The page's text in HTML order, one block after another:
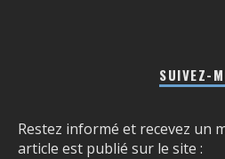
SUIVEZ-
Restez informé et recevez un
article est publié sur le site :